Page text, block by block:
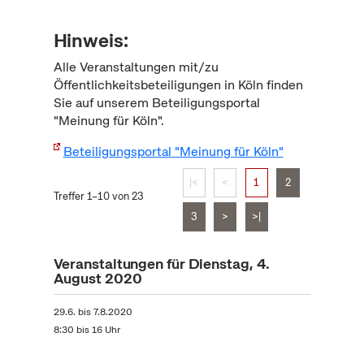
Hinweis:
Alle Veranstaltungen mit/zu
Öffentlichkeitsbeteiligungen in Köln finden
Sie auf unserem Beteiligungsportal
"Meinung für Köln".
Beteiligungsportal "Meinung für Köln"
Treffer 1–10 von 23
|< < 1 2
3 > >|
Veranstaltungen für Dienstag, 4.
August 2020
29.6. bis7.8.2020
8:30 bis 16 Uhr